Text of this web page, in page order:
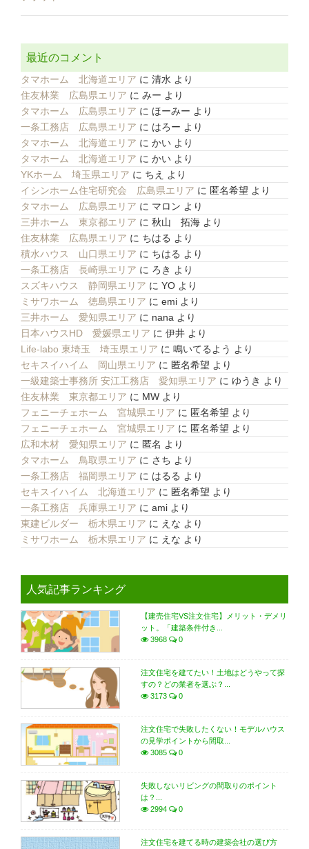
最近のコメント
タマホーム 北海道エリア に 清水 より
住友林業 広島県エリア に みー より
タマホーム 広島県エリア に ほーみー より
一条工務店 広島県エリア に はろー より
タマホーム 北海道エリア に かい より
タマホーム 北海道エリア に かい より
YKホーム 埼玉県エリア に ちえ
より
イシンホーム住宅研究会 広島県エリア に 匿名希望 より
タマホーム 広島県エリア に マロン より
三井ホーム 東京都エリア に 秋山 拓海 より
住友林業 広島県エリア に ちはる より
積水ハウス 山口県エリア に ちはる より
一条工務店 長崎県エリア に ろき より
スズキハウス 静岡県エリア に YO より
ミサワホーム 徳島県エリア に emi より
三井ホーム 愛知県エリア に nana より
日本ハウスHD 愛媛県エリア に 伊井 より
Life-labo 東埼玉 埼玉県エリア に 鳴いてるよう より
セキスイハイム 岡山県エリア に 匿名希望 より
一級建築士事務所 安江工務店 愛知県エリア に ゆうき より
住友林業 東京都エリア に MW より
フェニーチェホーム 宮城県エリア に 匿名希望 より
フェニーチェホーム 宮城県エリア に 匿名希望 より
広和木材 愛知県エリア に 匿名 より
タマホーム 鳥取県エリア に さち より
一条工務店 福岡県エリア に はるる より
セキスイハイム 北海道エリア に 匿名希望 より
一条工務店 兵庫県エリア に ami より
東建ビルダー 栃木県エリア に えな より
ミサワホーム 栃木県エリア に えな より
人気記事ランキング
【建売住宅VS注文住宅】メリット・デメリ
ット。「建築条件付き...
3968
0
注文住宅を建てたい！土地はどうやって探
すの？どの業者を選ぶ？...
3173
0
注文住宅で失敗したくない！モデルハウス
の見学ポイントから間取...
3085
0
失敗しないリビングの間取りのポイント
は？...
2994
0
注文住宅を建てる時の建築会社の選び方